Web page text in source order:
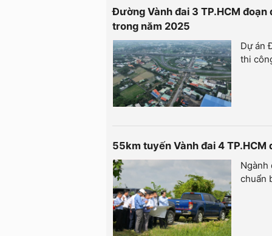
Đường Vành đai 3 TP.HCM
trong năm 2025
Dự án
thi
55km tuyến Vành đai 4 TP.HCM
Ngành
chuẩn